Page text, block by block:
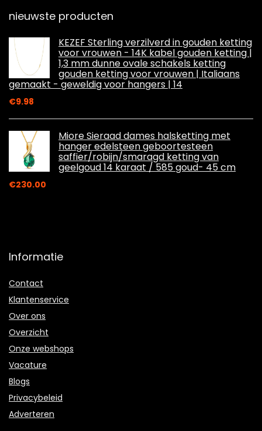
nieuwste producten
KEZEF Sterling verzilverd in gouden ketting
voor vrouwen - 14K kabel gouden ketting |
1,3 mm dunne ovale schakels ketting
gouden ketting voor vrouwen | Italiaans
gemaakt - geweldig voor hangers | 14
€9.98
Miore Sieraad dames halsketting met
hanger edelsteen geboortesteen
saffier/robijn/smaragd ketting van
geelgoud 14 karaat / 585 goud- 45 cm
€230.00
Informatie
Contact
Klantenservice
Over ons
Overzicht
Onze webshops
Vacature
Blogs
Privacybeleid
Adverteren